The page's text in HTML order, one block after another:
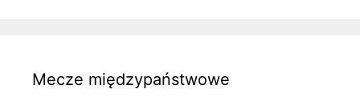
Mecze międzypaństwowe